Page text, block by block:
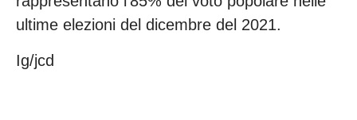
ultime elezioni del dicembre del 2021.
Ig/jcd